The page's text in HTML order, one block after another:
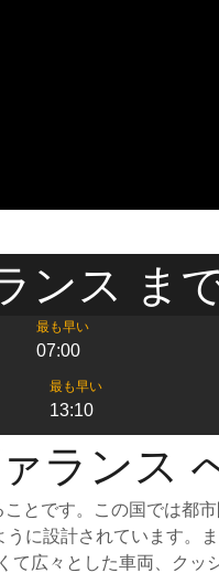
ンス ま
最も早い
07:00
最も早い
13:10
ランス
とです。この国では都
に設計されています。
広々とした車両、ク